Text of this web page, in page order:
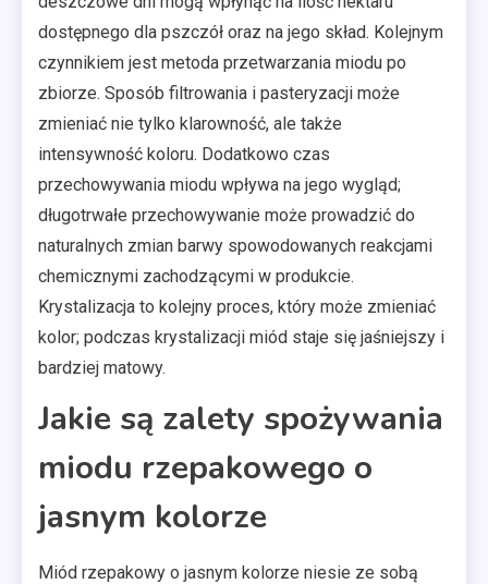
dostępnego dla pszczół oraz na jego skład. Kolejnym
czynnikiem jest metoda przetwarzania miodu po
zbiorze. Sposób filtrowania i pasteryzacji może
zmieniać nie tylko klarowność, ale także
intensywność koloru. Dodatkowo czas
przechowywania miodu wpływa na jego wygląd;
długotrwałe przechowywanie może prowadzić do
naturalnych zmian barwy spowodowanych reakcjami
chemicznymi zachodzącymi w produkcie.
Krystalizacja to kolejny proces, który może zmieniać
kolor; podczas krystalizacji miód staje się jaśniejszy i
bardziej matowy.
Jakie są zalety spożywania
miodu rzepakowego o
jasnym kolorze
Miód rzepakowy o jasnym kolorze niesie ze sobą